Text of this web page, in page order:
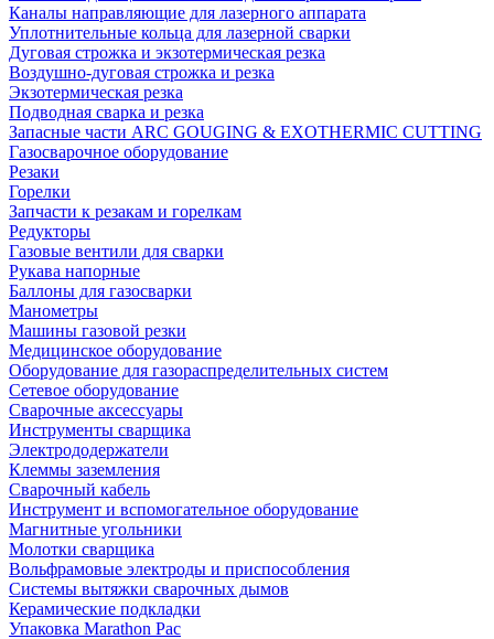
Каналы направляющие для лазерного аппарата
Уплотнительные кольца для лазерной сварки
Дуговая строжка и экзотермическая резка
Воздушно-дуговая строжка и резка
Экзотермическая резка
Подводная сварка и резка
Запасные части ARC GOUGING & EXOTHERMIC CUTTING
Газосварочное оборудование
Резаки
Горелки
Запчасти к резакам и горелкам
Редукторы
Газовые вентили для сварки
Рукава напорные
Баллоны для газосварки
Манометры
Машины газовой резки
Медицинское оборудование
Оборудование для газораспределительных систем
Сетевое оборудование
Сварочные аксессуары
Инструменты сварщика
Электрододержатели
Клеммы заземления
Сварочный кабель
Инструмент и вспомогательное оборудование
Магнитные угольники
Молотки сварщика
Вольфрамовые электроды и приспособления
Системы вытяжки сварочных дымов
Керамические подкладки
Упаковка Marathon Pac